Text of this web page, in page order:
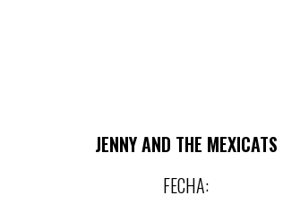
JENNY AND THE MEXICATS
FECHA: